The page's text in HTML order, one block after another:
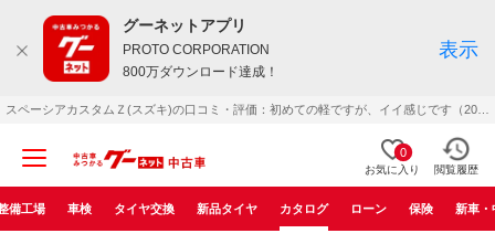
グーネットアプリ
PROTO CORPORATION
800万ダウンロード達成！
表示
0
お気に入り 閲覧履歴
備工場 車検 タイヤ交換 新品タイヤ カタログ ローン 保険 新車・